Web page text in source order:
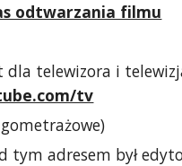
odtwarzania filmu
telewizora i
tv
tym adresem był